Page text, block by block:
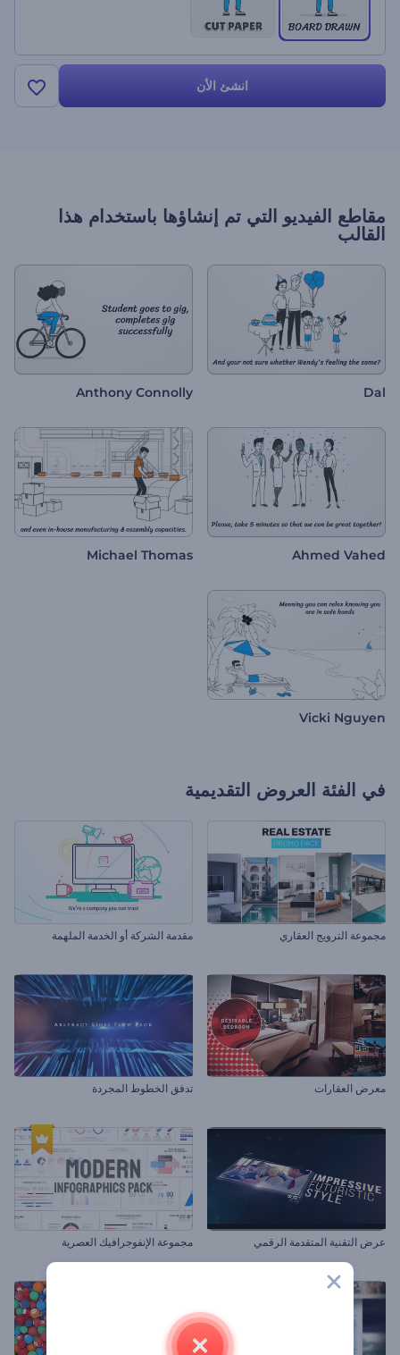
انشئ الأن
مقاطع الفيديو التي تم إنشاؤها باستخدام هذا
القالب
Dal
Anthony Connolly
Ahmed Vahed
Michael Thomas
Vicki Nguyen
في الفئة العروض التقديمية
مجموعة الترويج العقاري مقدمة الشركة أو الخدمة الملهمة
معرض العقارات تدفق الخطوط المجردة
عرض التقنية المتقدمة الرقمي مجموعة الإنفوجرافيك العصرية